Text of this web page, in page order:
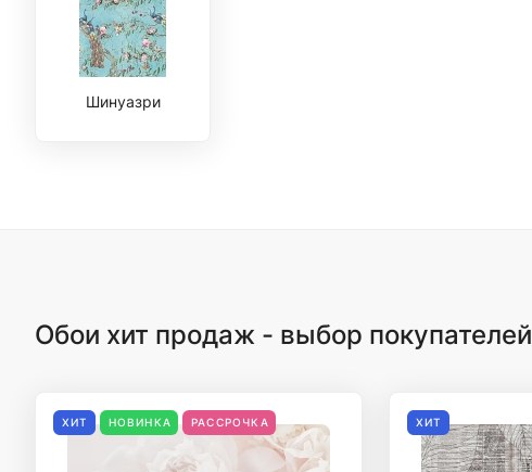
Шинуазри
Обои хит продаж - выбор покупателей
ХИТ НОВИНКА РАССРОЧКА ХИТ